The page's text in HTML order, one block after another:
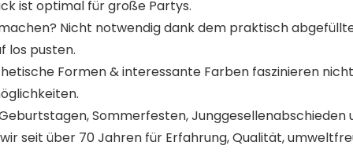
ist optimal für große Partys.
machen? Nicht notwendig dank dem praktisch
los pusten.
Formen & interessante Farben faszinieren
Geburtstagen, Sommerfesten,
wir seit über 70 Jahren für Erfahrung, Qualität,